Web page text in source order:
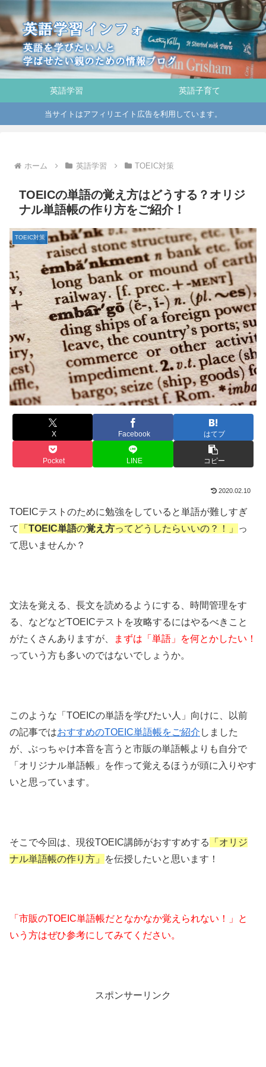
英語学習 英語子育て
当サイトはアフィリエイト広告を利用しています。
ホーム 英語学習 TOEIC対策
TOEICの単語の覚え方はどうする？オリジ
ナル単語帳の作り方をご紹介！
TOEIC対策
X Facebook はてブ
Pocket LINE コピー
2020.02.10
TOEICテストのために勉強をしていると単語が難しすぎ
て
「 TOEIC単語の覚え方ってどうしたらいいの？！」
っ
て思いませんか？
文法を覚える、長文を読めるようにする、時間管理をす
る、などなどTOEICテストを攻略するにはやるべきこと
がたくさんありますが、
まずは「単語」を何とかしたい！
っていう方も多いのではないでしょうか。
このような「TOEICの単語を学びたい人」向けに、以前
の記事ではおすすめのTOEIC単語帳をご紹介 しました
が、ぶっちゃけ本音を言うと市販の単語帳よりも自分で
「オリジナル単語帳」を作って覚えるほうが頭に入りやす
いと思っています。
そこで今回は、現役TOEIC講師がおすすめする
「オリジ
ナル単語帳の作り方」
を伝授したいと思います！
「市販のTOEIC単語帳だとなかなか覚えられない！」と
いう方はぜひ参考にしてみてください。
スポンサーリンク